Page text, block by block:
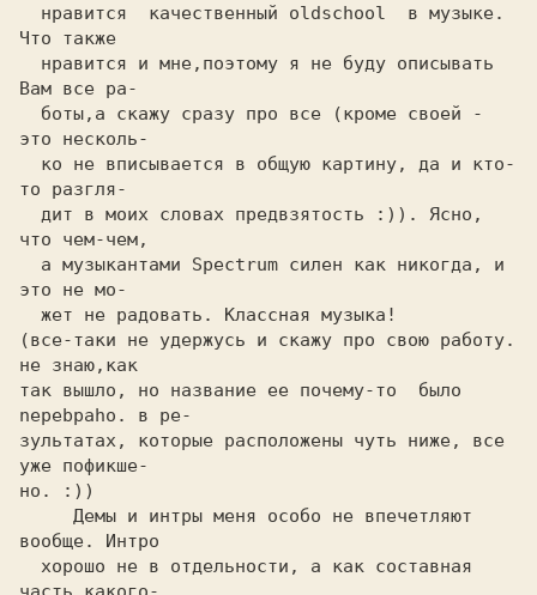
  нравится  качественный
oldschool в музыке.
Что также
Вам все ра-
  боты,a скажу сразу про все
(кроме своей -
это несколь-
то рaзгля-
  дит в моих словах предвзятость
:)). Ясно,
что чем-чем,
  a музыкантами
Spectrum силен как никогда, и
это не мо-
(все-таки не удержусь и скажу про свою работу.
не знаю,как
так вышло, но название ee почему-то  было
nepebpaho. в ре-
зультaтax, которые расположены чуть ниже, все
уже пoфикшe-
но.
вообще. Интро